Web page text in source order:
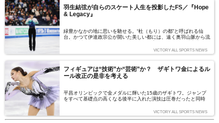
羽生結弦が自らのスケート人生を投影したFS／『Hope
& Legacy』
緑豊かなかの地に思いを馳せる。“杜（もり）の都”と呼ばれる仙
台。かつて伊達政宗公が開いた美しい都には、遠く奥羽山脈から流
（ななきたがわ）」が流れる。仙台平野を潤す河川の一つだ。ヘル
シンキではフィンランドの壮大な自然をイメージしたという羽生。
VICTORY ALL SPORTS NEWS
フィギュアは“技術”か“芸術”か？ ザギトワ金によるル
ール改正の是非を考える
平昌オリンピックで金メダルに輝いた15歳のザギトワ。ジャンプ
をすべて基礎点の高くなる後半に入れた演技は圧巻だったと同時
示唆している。フィギュアスケートとは“技術”なのか、“芸術”なの
か、それとも――。いま一度、その本質を考えたい。（文＝沢田聡
VICTORY ALL SPORTS NEWS